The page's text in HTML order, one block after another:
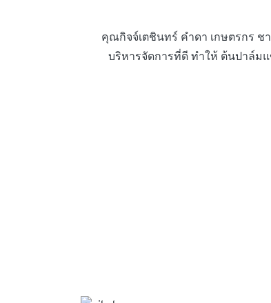
คุณกิจจ์เตชินทร์ คําดา เกษตรกร
บริหารจัดการที่ดี ทําให้ ต้นปาล์มแ